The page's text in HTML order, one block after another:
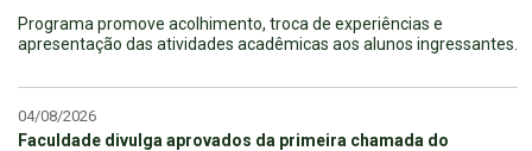
Programa promove acolhimento, troca de experiências e
apresentação das atividades acadêmicas aos alunos ingressantes.
04/08/2026
Faculdade divulga aprovados da primeira chamada do